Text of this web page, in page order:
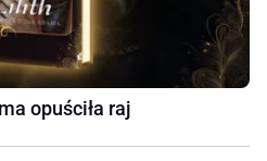
opuściła raj